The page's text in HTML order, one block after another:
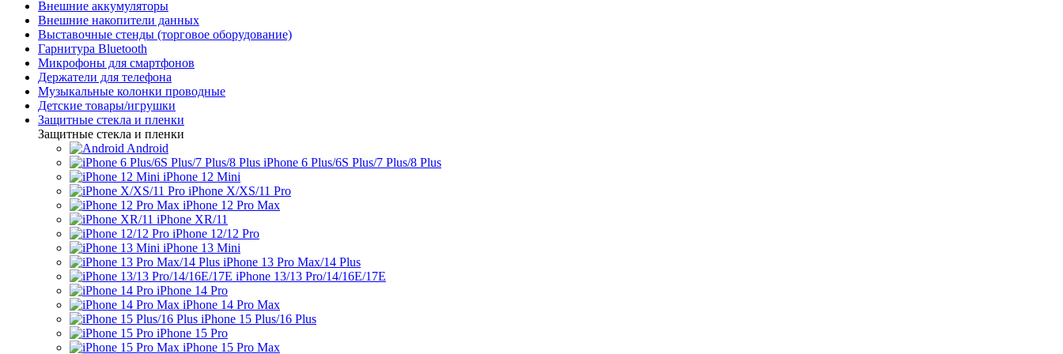
Внешние аккумуляторы
Внешние накопители данных
Выставочные стенды (торговое оборудование)
Гарнитура Bluetooth
Микрофоны для смартфонов
Держатели для телефона
Музыкальные колонки проводные
Детские товары/игрушки
Защитные стекла и пленки
Защитные стекла и пленки
Android
iPhone 6 Plus/6S Plus/7 Plus/8 Plus
iPhone 12 Mini
iPhone X/XS/11 Pro
iPhone 12 Pro Max
iPhone XR/11
iPhone 12/12 Pro
iPhone 13 Mini
iPhone 13 Pro Max/14 Plus
iPhone 13/13 Pro/14/16E/17E
iPhone 14 Pro
iPhone 14 Pro Max
iPhone 15 Plus/16 Plus
iPhone 15 Pro
iPhone 15 Pro Max